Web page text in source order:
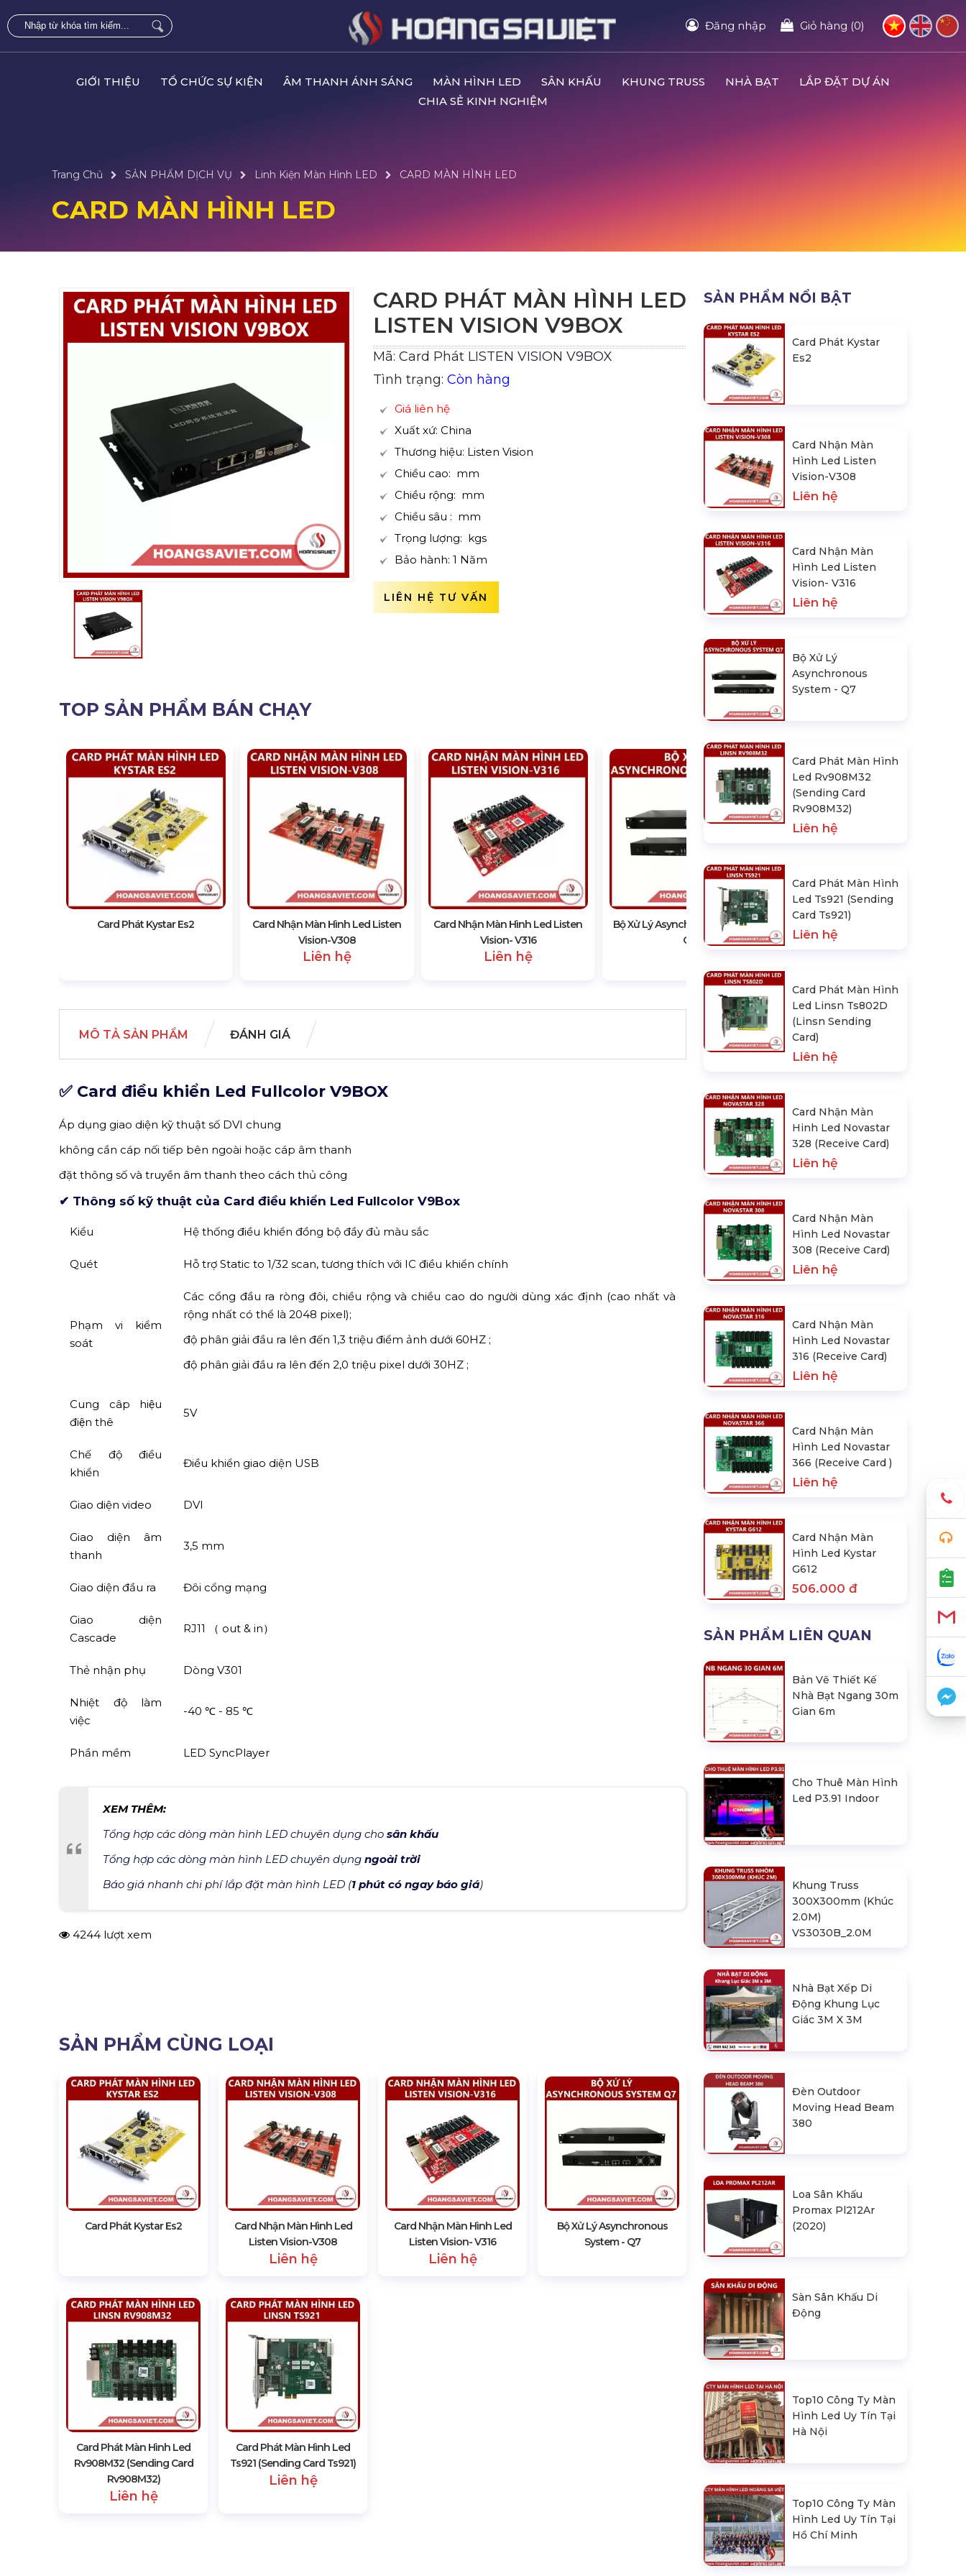
Đăng nhập Giỏ hàng (0)
GIỚI THIỆU TỔ CHỨC SỰ KIỆN ÂM THANH ÁNH SÁNG MÀN HÌNH LED SÂN KHẤU KHUNG TRUSS NHÀ BẠT
LẮP ĐẶT DỰ ÁN
CHIA SẺ KINH NGHIỆM
Trang Chủ SẢN PHẨM DỊCH VỤ Linh Kiện Màn Hình LED CARD MÀN HÌNH LED
CARD MÀN HÌNH LED
CARD PHÁT MÀN HÌNH LED
LISTEN VISION V9BOX
Mã: Card Phát LISTEN VISION V9BOX
Tình trạng: Còn hàng
Giá liên hệ
Xuất xứ: China
Thương hiệu: Listen Vision
Chiều cao: mm
Chiều rộng: mm
Chiều sâu : mm
Trọng lượng: kgs
Bảo hành: 1 Năm
LIÊN HỆ TƯ VẤN
TOP SẢN PHẨM BÁN CHẠY
Card Phát Kystar Es2
Card Nhận Màn Hình Led Listen
Vision-V308
Liên hệ
Card Nhận Màn Hình Led Listen
Vision- V316
Liên hệ
Bộ Xử Lý Asynchronous System -
Q7
Rv908M32 (Sending Card
Rv908M32)
Liên hệ
MÔ TẢ SẢN PHẨM ĐÁNH GIÁ
✅ Card điều khiển Led Fullcolor V9BOX
Áp dụng giao diện kỹ thuật số DVI chung
không cần cáp nối tiếp bên ngoài hoặc cáp âm thanh
đặt thông số và truyền âm thanh theo cách thủ công
✔ Thông số kỹ thuật của Card điều khiển Led Fullcolor V9Box
Kiểu Hệ thống điều khiển đồng bộ đầy đủ màu sắc
Quét Hỗ trợ Static to 1/32 scan, tương thích với IC điều khiển chính
Phạm vi kiểm
soát
Các cổng đầu ra ròng đôi, chiều rộng và chiều cao do người dùng xác định (cao nhất và
rộng nhất có thể là 2048 pixel);
độ phân giải đầu ra lên đến 1,3 triệu điểm ảnh dưới 60HZ ;
độ phân giải đầu ra lên đến 2,0 triệu pixel dưới 30HZ ;
Cung câp hiệu
điện thê
5V
Chế độ điều
khiển
Điều khiển giao diện USB
Giao diện video DVI
Giao diện âm
thanh
3,5 mm
Giao diện đầu ra Đôi cổng mạng
Giao diện
Cascade
RJ11 （ out & in）
Thẻ nhận phụ Dòng V301
Nhiệt độ làm
việc
-40 ℃ - 85 ℃
Phần mềm LED SyncPlayer
XEM THÊM:
Tổng hợp các dòng màn hình LED chuyên dụng cho sân khấu
Tổng hợp các dòng màn hình LED chuyên dụng ngoài trời
Báo giá nhanh chi phí lắp đặt màn hình LED (1 phút có ngay báo giá)
4244 lượt xem
SẢN PHẨM CÙNG LOẠI
Card Phát Kystar Es2
Card Nhận Màn Hình Led
Listen Vision-V308
Liên hệ
Card Nhận Màn Hình Led
Listen Vision- V316
Liên hệ
Bộ Xử Lý Asynchronous
System - Q7
Card Phát Màn Hình Led
Rv908M32 (Sending Card
Rv908M32)
Liên hệ
Card Phát Màn Hình Led
Ts921 (Sending Card Ts921)
Liên hệ
SẢN PHẨM NỔI BẬT
Card Phát Kystar
Es2
Card Nhận Màn
Hình Led Listen
Vision-V308
Liên hệ
Card Nhận Màn
Hình Led Listen
Vision- V316
Liên hệ
Bộ Xử Lý
Asynchronous
System - Q7
Card Phát Màn Hình
Led Rv908M32
(Sending Card
Rv908M32)
Liên hệ
Card Phát Màn Hình
Led Ts921 (Sending
Card Ts921)
Liên hệ
Card Phát Màn Hình
Led Linsn Ts802D
(Linsn Sending
Card)
Liên hệ
Card Nhận Màn
Hinh Led Novastar
328 (Receive Card)
Liên hệ
Card Nhận Màn
Hình Led Novastar
308 (Receive Card)
Liên hệ
Card Nhận Màn
Hình Led Novastar
316 (Receive Card)
Liên hệ
Card Nhận Màn
Hình Led Novastar
366 (Receive Card )
Liên hệ
Card Nhận Màn
Hình Led Kystar
G612
506.000 đ
SẢN PHẨM LIÊN QUAN
Bản Vẽ Thiết Kế
Nhà Bạt Ngang 30m
Gian 6m
Cho Thuê Màn Hình
Led P3.91 Indoor
Khung Truss
300X300mm (Khúc
2.0M)
VS3030B_2.0M
Nhà Bạt Xếp Di
Động Khung Lục
Giác 3M X 3M
Đèn Outdoor
Moving Head Beam
380
Loa Sân Khấu
Promax Pl212Ar
(2020)
Sàn Sân Khấu Di
Động
Top10 Công Ty Màn
Hình Led Uy Tín Tại
Hà Nội
Top10 Công Ty Màn
Hình Led Uy Tín Tại
Hồ Chí Minh